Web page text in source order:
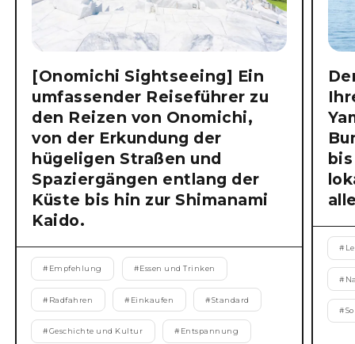
[Onomichi Sightseeing] Ein
umfassender Reiseführer zu
den Reizen von Onomichi,
von der Erkundung der
hügeligen Straßen und
Spaziergängen entlang der
Küste bis hin zur Shimanami
Kaido.
# Empfehlung #Essen und Trinken
# Radfahren # Einkaufen #Standard
#Geschichte und Kultur # Entspannung
#
#
#